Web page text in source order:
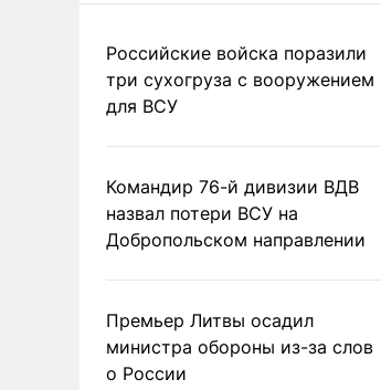
Российские войска поразили
три сухогруза с вооружением
для ВСУ
Командир 76-й дивизии ВДВ
назвал потери ВСУ на
Добропольском направлении
Премьер Литвы осадил
министра обороны из-за слов
о России